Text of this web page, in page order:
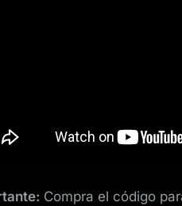
Compra el código